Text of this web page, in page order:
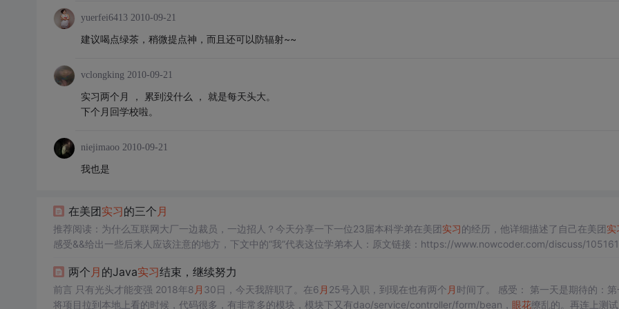
yuerfei6413 2010-09-21
建议喝点绿茶，稍微提点神，而且还可以防辐射~~
vclongking 2010-09-21
实习两个月 ， 累到没什么 ， 就是每天头大。
下个月回学校啦。
niejimaoo 2010-09-21
我也是
在美团实习的三个 月
推荐阅读：为什么互联网大厂一边裁员，一边招人？今天分享一下一位23届本科学弟在美团实习的经历，他详细描述了自己在美团实
感受&&给出一些后来人应该注意的地方，下文中的“我”代表这位学弟本人：原文链接：https://www.nowcoder.com/discuss/
两个 月 的Java实习结束，继续努力
前言 只有光头才能变强 2018年8 月 30日，今天我辞职了。在6 月 25号入职，到现在也有两个 月 时间了。 感受： 第一天是期待的：第一次
将项目拉到本地上看的时候，代码很多，有非常多的模块，模块下又有dao/service/controller/form/bean， 眼花缭乱的。再连上测试